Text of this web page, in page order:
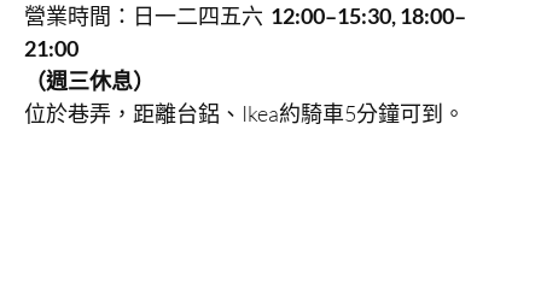
營業時間：日一二四五六 12:00–15:30, 18:00–
21:00
（週三休息）
位於巷弄，距離台鋁、Ikea約騎車5分鐘可到。